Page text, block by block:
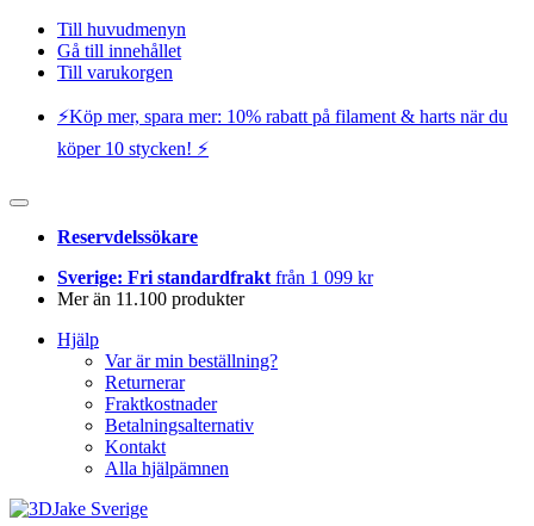
Till huvudmenyn
Gå till innehållet
Till varukorgen
⚡️Köp mer, spara mer: 10% rabatt på filament & harts när du
köper 10 stycken! ⚡️
Reservdelssökare
Sverige: Fri standardfrakt från 1 099 kr
Mer än 11.100 produkter
Hjälp
Var är min beställning?
Returnerar
Fraktkostnader
Betalningsalternativ
Kontakt
Alla hjälpämnen